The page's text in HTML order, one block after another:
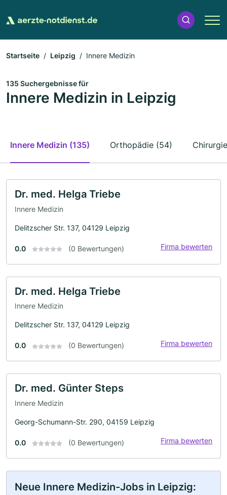
Startseite Leipzig Innere Medizin
135 Suchergebnisse für
Innere Medizin in Leipzig
Innere Medizin (135) Orthopädie (54)
Dr. med. Helga Triebe
Innere Medizin
Delitzscher Str. 137, 04129 Leipzig
0.0 (0 Bewertungen) Firma bewerten
Dr. med. Helga Triebe
Innere Medizin
Delitzscher Str. 137, 04129 Leipzig
0.0 (0 Bewertungen) Firma bewerten
Dr. med. Günter Steps
Innere Medizin
Georg-Schumann-Str. 290, 04159 Leipzig
0.0 (0 Bewertungen) Firma bewerten
Neue Innere Medizin-Jobs in Leipzig: